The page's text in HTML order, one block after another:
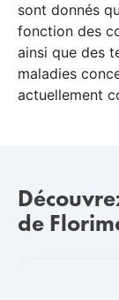
sont donnés
fonction des
ainsi que des
maladies
actuellement
de